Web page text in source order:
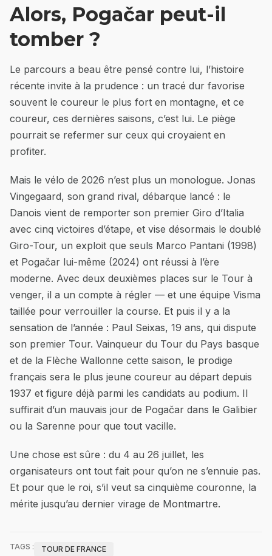
Alors, Pogačar peut-il
tomber ?
Le parcours a beau être pensé contre lui, l’histoire
récente invite à la prudence : un tracé dur favorise
souvent le coureur le plus fort en montagne, et ce
coureur, ces dernières saisons, c’est lui. Le piège
pourrait se refermer sur ceux qui croyaient en
profiter.
Mais le vélo de 2026 n’est plus un monologue. Jonas
Vingegaard, son grand rival, débarque lancé : le
Danois vient de remporter son premier Giro d’Italia
avec cinq victoires d’étape, et vise désormais le doublé
Giro-Tour, un exploit que seuls Marco Pantani (1998)
et Pogačar lui-même (2024) ont réussi à l’ère
moderne. Avec deux deuxièmes places sur le Tour à
venger, il a un compte à régler — et une équipe Visma
taillée pour verrouiller la course. Et puis il y a la
sensation de l’année : Paul Seixas, 19 ans, qui dispute
son premier Tour. Vainqueur du Tour du Pays basque
et de la Flèche Wallonne cette saison, le prodige
français sera le plus jeune coureur au départ depuis
1937 et figure déjà parmi les candidats au podium. Il
suffirait d’un mauvais jour de Pogačar dans le Galibier
ou la Sarenne pour que tout vacille.
Une chose est sûre : du 4 au 26 juillet, les
organisateurs ont tout fait pour qu’on ne s’ennuie pas.
Et pour que le roi, s’il veut sa cinquième couronne, la
mérite jusqu’au dernier virage de Montmartre.
TAGS : TOUR DE FRANCE